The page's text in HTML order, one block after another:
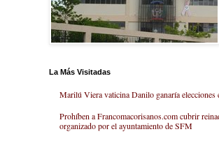
La Más Visitadas
Marilú Viera vaticina Danilo ganaría elecciones
Prohíben a Francomacorisanos.com cubrir
organizado por el ayuntamiento de SFM